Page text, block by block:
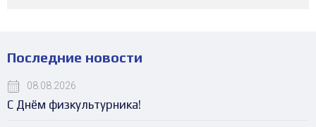
Последние новости
08.08.2026
С Днём физкультурника!